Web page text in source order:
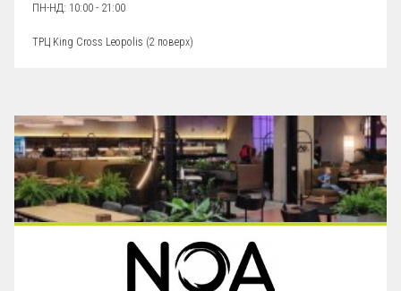
ПН-НД: 10:00 - 21:00
ТРЦ King Cross Leopolis (2 поверх)